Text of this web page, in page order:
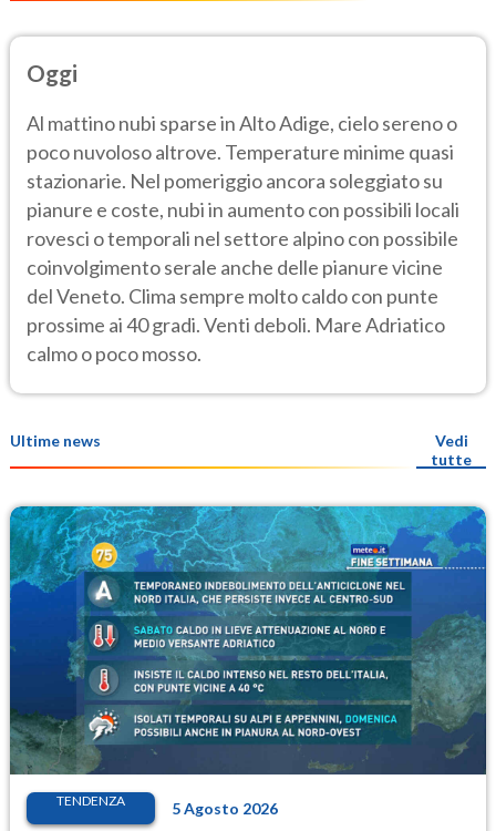
Oggi
Al mattino nubi sparse in Alto Adige, cielo sereno o
poco nuvoloso altrove. Temperature minime quasi
stazionarie. Nel pomeriggio ancora soleggiato su
pianure e coste, nubi in aumento con possibili locali
rovesci o temporali nel settore alpino con possibile
coinvolgimento serale anche delle pianure vicine
del Veneto. Clima sempre molto caldo con punte
prossime ai 40 gradi. Venti deboli. Mare Adriatico
calmo o poco mosso.
Ultime news
Vedi
tutte
TENDENZA 5 Agosto 2026